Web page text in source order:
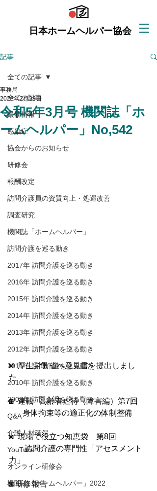
日本ホームヘルパー協会
記事
全ての記事
最新情報
感染症
協会からのお知らせ
研修会
報酬改定
訪問介護員の資質向上・処遇改善
調査研究
機関誌「ホームヘルパー」
訪問介護を巡る動き
2017年 訪問介護を巡る動き
2016年 訪問介護を巡る動き
2015年 訪問介護を巡る動き
2014年 訪問介護を巡る動き
2013年 訪問介護を巡る動き
2012年 訪問介護を巡る動き
2011年 訪問介護を巡る動き
2010年 訪問介護を巡る動き
2009年 訪問介護を巡る動き
Q&A
介護人材確保
YouTube
オンライン研修会
機関誌「ホームヘルパー」2022
全ての記事
令和5年3月号 機関誌「ホ
ームヘルパー」No,542
事務局
2023年2月28日
◙  厚生労働省へ意見書を提出しまし
た
◙  連載   高齢者虐待（障害編）第7回
身体拘束等の適正化の体制整備
◙  現場で役立つ知恵袋　第8回
訪問介護の専門性「アセスメント
力」
◙ 研修報告